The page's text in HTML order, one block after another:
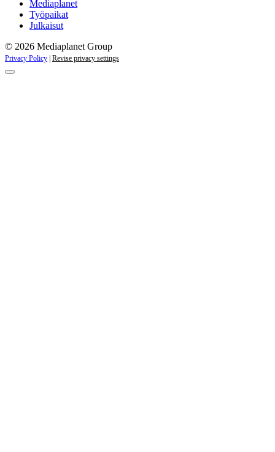
Mediaplanet
Työpaikat
Julkaisut
© 2026 Mediaplanet Group
Privacy Policy Revise privacy settings